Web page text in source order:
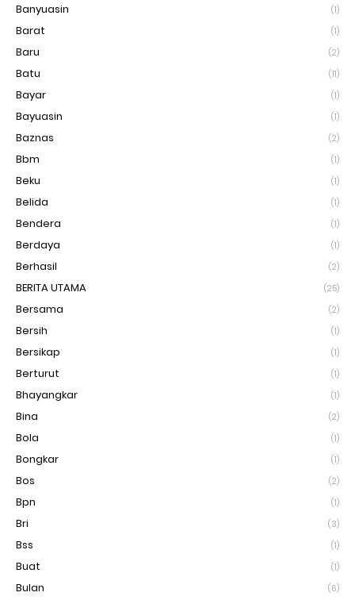
Banyuasin (1)
Barat (1)
Baru (2)
Batu (11)
Bayar (1)
Bayuasin (1)
Baznas (2)
Bbm (1)
Beku (1)
Belida (1)
Bendera (1)
Berdaya (1)
Berhasil (2)
BERITA UTAMA (25)
Bersama (2)
Bersih (1)
Bersikap (1)
Berturut (1)
Bhayangkar (1)
Bina (2)
Bola (1)
Bongkar (1)
Bos (2)
Bpn (1)
Bri (3)
Bss (1)
Buat (1)
Bulan (6)